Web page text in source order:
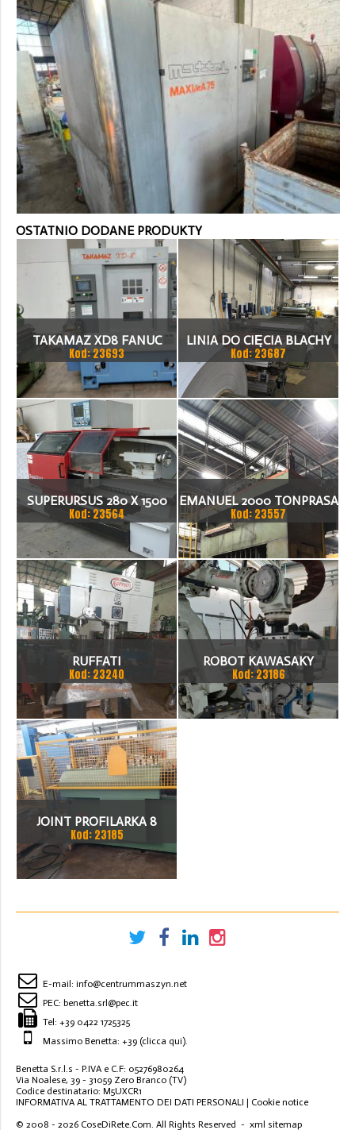
OSTATNIO DODANE PRODUKTY
TAKAMAZ XD8 FANUC
21ITA TOKARKA CNC
Kod: 23693
LINIA DO CIĘCIA BLACHY
1.500 X 1,5 (2,5) MM
Kod: 23687
SUPERURSUS 280 X 1500
TOKARKA
Kod: 23564
EMANUEL 2000 TONPRASA
HYDRAULICZNA 3200 X
2000
Kod: 23557
RUFFATI
Kod: 23240
ROBOT KAWASAKY
Kod: 23186
JOINT PROFILARKA 8
STACJI
Kod: 23185
E-mail: info@centrummaszyn.net
PEC: benetta.srl@pec.it
Tel: +39 0422 1725325
Massimo Benetta: +39 (clicca qui).
Benetta S.r.l.s - P.IVA e C.F: 05276980264
Via Noalese, 39 - 31059 Zero Branco (TV)
Codice destinatario: M5UXCR1
INFORMATIVA AL TRATTAMENTO DEI DATI PERSONALI | Cookie notice
© 2008 - 2026 CoseDiRete.Com. All Rights Reserved - xml sitemap